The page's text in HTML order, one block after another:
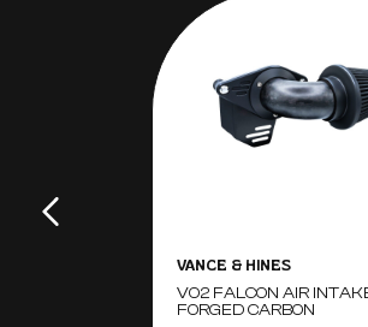
VANCE & HINES
VO2 FALCON AIR
FORGED CARBON